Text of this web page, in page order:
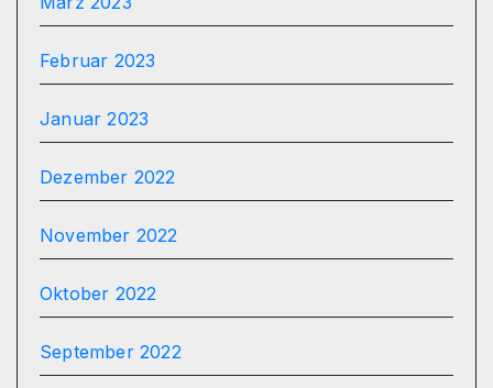
Februar 2023
Januar 2023
Dezember 2022
November 2022
Oktober 2022
September 2022